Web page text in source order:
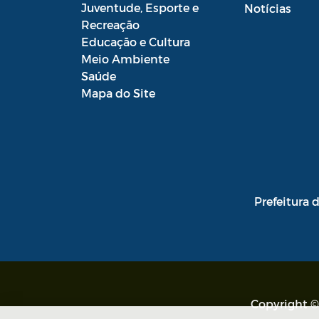
CMHA
Conselho Municipal de Saúde
Conselho Municipal de Turismo
Conselho Municipal do
Araruama - CMDCAA
Juventude, Esporte e
Recreação
Educação e Cultura
Meio Ambiente
Saúde
Mapa do Site
Notícias
Prefeitura
Copyright ©